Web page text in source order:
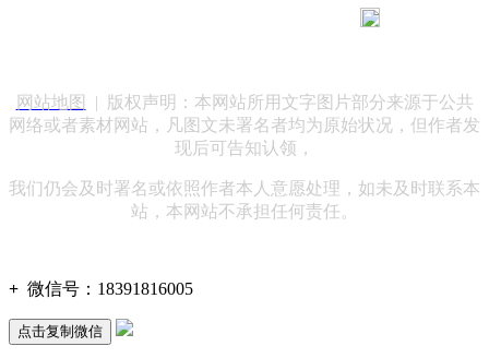
网站地图
| 版权声明：本网站所用文字图片部分来源于公共
网络或者素材网站，凡图文未署名者均为原始状况，但作者发
现后可告知认领，
我们仍会及时署名或依照作者本人意愿处理，如未及时联系本
站，本网站不承担任何责任。
+ 微信号： 18391816005
点击复制微信